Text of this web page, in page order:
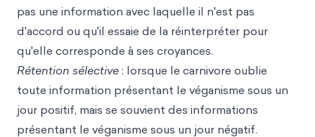
pas une information avec laquelle il n'est pas
d'accord ou qu'il essaie de la réinterpréter pour
qu'elle corresponde à ses croyances.
Rétention sélective: lorsque le carnivore oublie
toute information présentant le véganisme sous un
jour positif, mais se souvient des informations
présentant le véganisme sous un jour négatif.